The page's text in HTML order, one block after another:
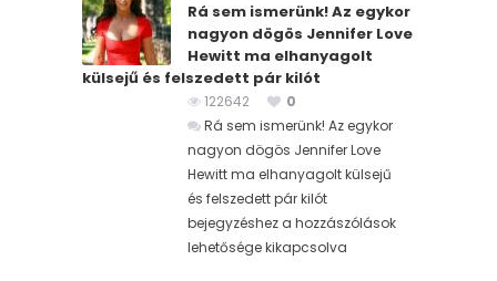
Rá sem ismerünk! Az egykor
nagyon dögös Jennifer Love
Hewitt ma elhanyagolt
külsejű és felszedett pár kilót
122642
0
Rá sem ismerünk! Az egykor
nagyon dögös Jennifer Love
Hewitt ma elhanyagolt külsejű
és felszedett pár kilót
bejegyzéshez a hozzászólások
lehetősége kikapcsolva